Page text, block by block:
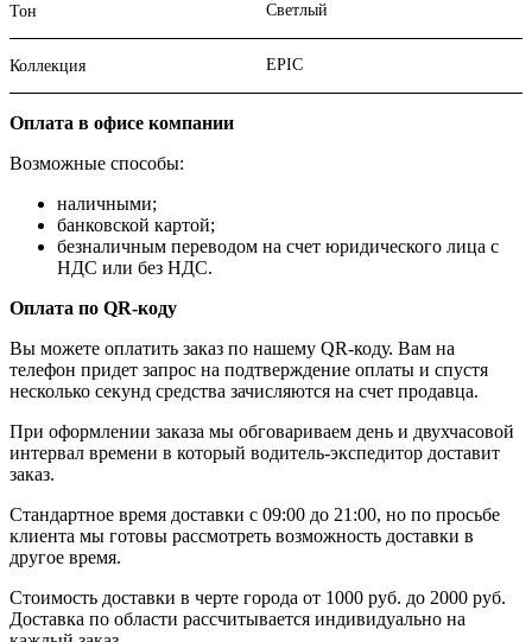
Тон Светлый
Коллекция EPIC
Оплата в офисе компании
Возможные способы:
наличными;
банковской картой;
безналичным переводом на счет юридического лица с
НДС или без НДС.
Оплата по QR-коду
Вы можете оплатить заказ по нашему QR-коду. Вам на
телефон придет запрос на подтверждение оплаты и спустя
несколько секунд средства зачисляются на счет продавца.
При оформлении заказа мы обговариваем день и двухчасовой
интервал времени в который водитель-экспедитор доставит
заказ.
Стандартное время доставки с 09:00 до 21:00, но по просьбе
клиента мы готовы рассмотреть возможность доставки в
другое время.
Стоимость доставки в черте города от 1000 руб. до 2000 руб.
Доставка по области рассчитывается индивидуально на